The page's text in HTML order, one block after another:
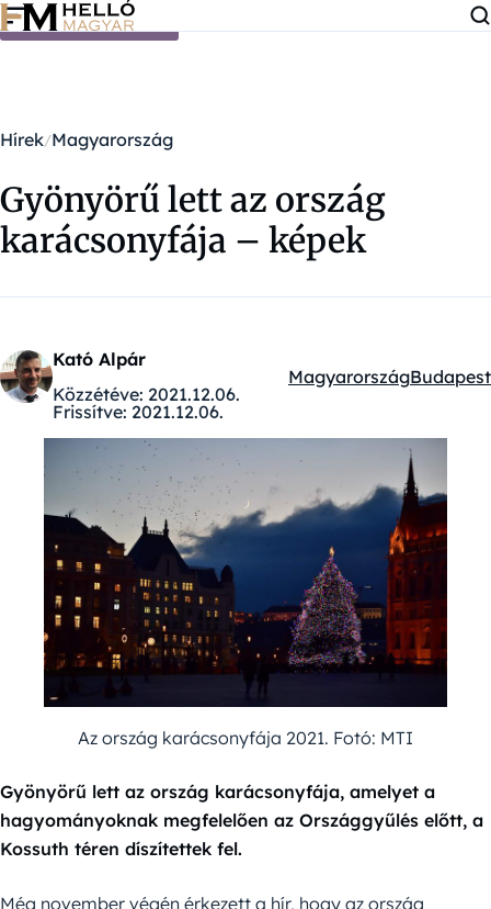
Ugrás a tartalomra
Hírek Magyarország
Gyönyörű lett az ország
karácsonyfája – képek
Kató Alpár
Közzétéve: 2021.12.06.
Frissítve: 2021.12.06.
Kategóriák:
MagyarországBudapest
Az ország karácsonyfája 2021. Fotó: MTI
Gyönyörű lett az ország karácsonyfája, amelyet a
hagyományoknak megfelelően az Országgyűlés előtt, a
Kossuth téren díszítettek fel.
Még november végén érkezett a hír, hogy az ország